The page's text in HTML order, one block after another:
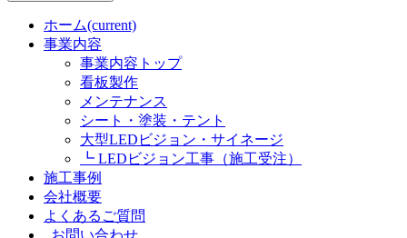
ホーム(current)
事業内容
事業内容トップ
看板製作
メンテナンス
シート・塗装・テント
大型LEDビジョン・サイネージ
┗ LEDビジョン工事（施工受注）
施工事例
会社概要
よくあるご質問
お問い合わせ